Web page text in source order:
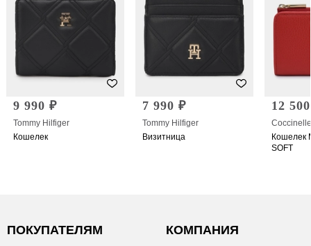
9 990 ₽
Tommy Hilfiger
Кошелек
7 990 ₽
Tommy Hilfiger
Визитница
12
Coccinelle
Кошелек
SOFT
ПОКУПАТЕЛЯМ КОМПАНИЯ